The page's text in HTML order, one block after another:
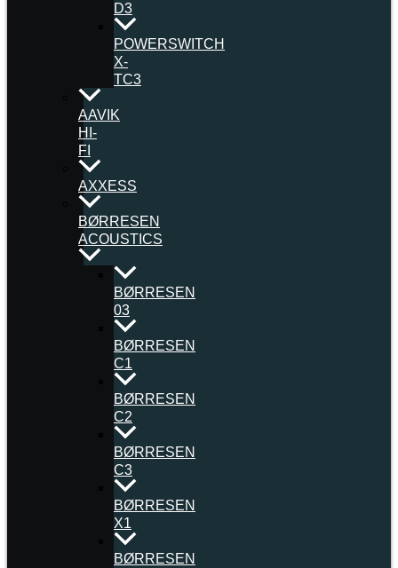
D3
POWERSWITCH
X-
TC3
AAVIK
HI-
FI
AXXESS
BØRRESEN
ACOUSTICS
BØRRESEN
03
BØRRESEN
C1
BØRRESEN
C2
BØRRESEN
C3
BØRRESEN
X1
BØRRESEN